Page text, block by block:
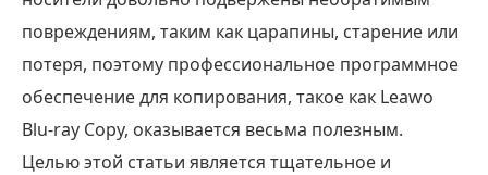
повреждениям, таким как царапины, старение или
потеря, поэтому профессиональное программное
обеспечение для копирования, такое как Leawo
Blu-ray Copy, оказывается весьма полезным.
Целью этой статьи является тщательное и